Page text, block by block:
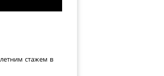
стажем в